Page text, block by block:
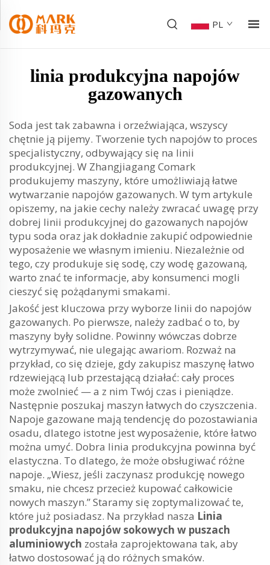
PL
linia produkcyjna napojów
gazowanych
Soda jest tak zabawna i orzeźwiająca, wszyscy
chętnie ją pijemy. Tworzenie tych napojów to proces
specjalistyczny, odbywający się na linii
produkcyjnej. W Zhangjiagang Comark
produkujemy maszyny, które umożliwiają łatwe
wytwarzanie napojów gazowanych. W tym artykule
opiszemy, na jakie cechy należy zwracać uwagę przy
dobrej linii produkcyjnej do gazowanych napojów
typu soda oraz jak dokładnie zakupić odpowiednie
wyposażenie we własnym imieniu. Niezależnie od
tego, czy produkuje się sodę, czy wodę gazowaną,
warto znać te informacje, aby konsumenci mogli
cieszyć się pożądanymi smakami.
Jakość jest kluczowa przy wyborze linii do napojów
gazowanych. Po pierwsze, należy zadbać o to, by
maszyny były solidne. Powinny wówczas dobrze
wytrzymywać, nie ulegając awariom. Rozważ na
przykład, co się dzieje, gdy zakupisz maszynę łatwo
rdzewiejącą lub przestającą działać: cały proces
może zwolnieć — a z nim Twój czas i pieniądze.
Następnie poszukaj maszyn łatwych do czyszczenia.
Napoje gazowane mają tendencję do pozostawiania
osadu, dlatego istotne jest wyposażenie, które łatwo
można umyć. Dobra linia produkcyjna powinna być
elastyczna. To dlatego, że może obsługiwać różne
napoje. „Wiesz, jeśli zaczynasz produkcję nowego
smaku, nie chcesz przecież kupować całkowicie
nowych maszyn.” Staramy się zoptymalizować te,
które już posiadasz. Na przykład nasza Linia
produkcyjna napojów sokowych w puszach
aluminiowych została zaprojektowana tak, aby
łatwo dostosować ją do różnych smaków.